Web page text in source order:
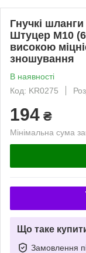
Гнучкі
Штуцер M10
високою
зношування
В наявності
Код: KR0275
194 ₴
Мінімальна сума
Що таке
Замовлення